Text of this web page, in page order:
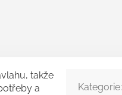
takže
a
Kategorie: